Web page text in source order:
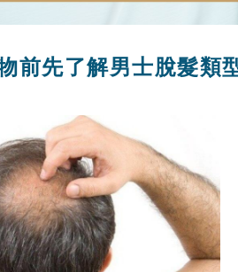
前先了解男士脫髮類